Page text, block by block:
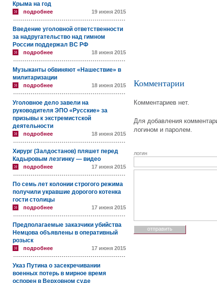
Крыма на год
подробнее 19 июня 2015
Введение уголовной ответственности
за надругательство над гимном
России поддержал ВС РФ
подробнее 18 июня 2015
Музыканты обвиняют «Нашествие» в
милитаризации
подробнее 18 июня 2015
Уголовное дело завели на
руководителя ЭПО «Русские» за
призывы к экстремистской
деятельности
подробнее 18 июня 2015
Хирург (Залдостанов) пляшет перед
Кадыровым лезгинку — видео
подробнее 17 июня 2015
По семь лет колонии строгого режима
получили укравшие дорогого котенка
гости столицы
подробнее 17 июня 2015
Предполагаемые заказчики убийства
Немцова объявлены в оперативный
розыск
подробнее 17 июня 2015
Указ Путина о засекречивании
военных потерь в мирное время
оспорен в Верховном суде
Комментарии
Комментариев нет.
Для добавления
логином и паролем.
логин